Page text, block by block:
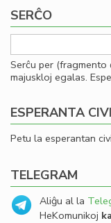
SERĈO
Serĉu per (fragmento
majuskloj egalas.
ESPERANTA
Petu la esperantan
TELEGRAM
Aliĝu al la
HeKomunikoj